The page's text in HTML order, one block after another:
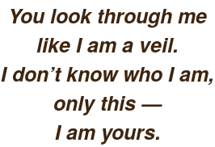
You look through me
like I am a veil.
I don’t know who I am,
only this —
I am yours.